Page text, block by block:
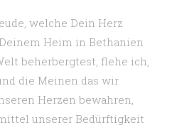
welche Dein Herz
Heim in Bethanien
beherbergtest, flehe ich,
die Meinen das wir
Herzen bewahren,
unserer Bedürftigkeit